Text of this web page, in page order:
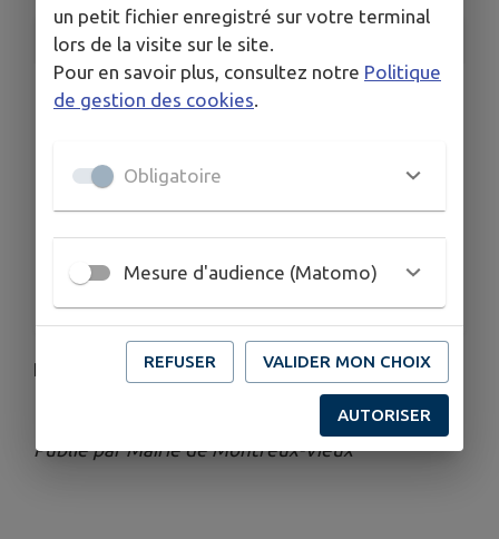
INFORMATIONS PRATIQUES
LIEU
2 Rue des Prés 68210 Montreux-Vieux
Du ven. 15 mai au dim. 7 juin
HORAIRES
ORGANISÉ PAR
Pour information.
Publié par Mairie de Montreux-Vieux
un petit fichier enregistré sur votre terminal
lors de la visite sur le site.
Pour en savoir plus, consultez notre Politique
de gestion des cookies
Obligatoire
Mesure d'audience (Matomo)
REFUSER VALIDER MON CHOIX
AUTORISER